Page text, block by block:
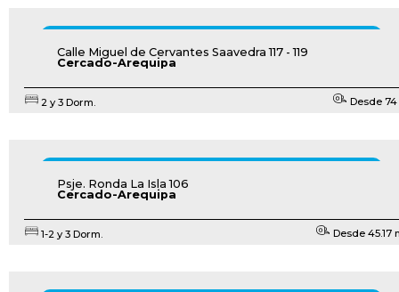
Calle Miguel de Cervantes Saavedra 117 - 119
Cercado-Arequipa
2 y 3 Dorm. Desde 74
Psje. Ronda La Isla 106
Cercado-Arequipa
1-2 y 3 Dorm. Desde 45.17